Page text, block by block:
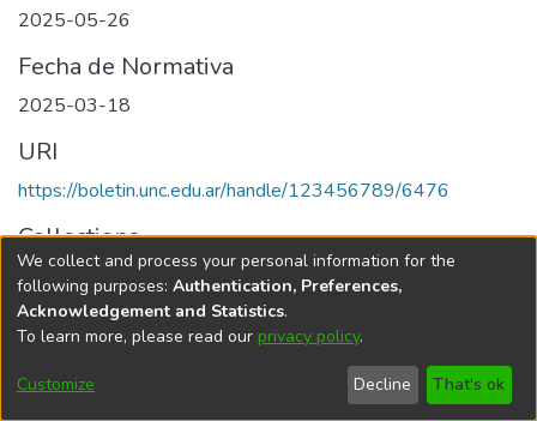
2025-05-26
Fecha de Normativa
2025-03-18
URI
https://boletin.unc.edu.ar/handle/123456789/6476
Collections
Edición 001/2025 del 26 de mayo de 2025
Universidad Nacional de Córdoba
We collect and process your personal information for the
following purposes: Authentication, Preferences,
Acknowledgement and Statistics.
To learn more, please read our privacy policy.
Customize Decline That's ok